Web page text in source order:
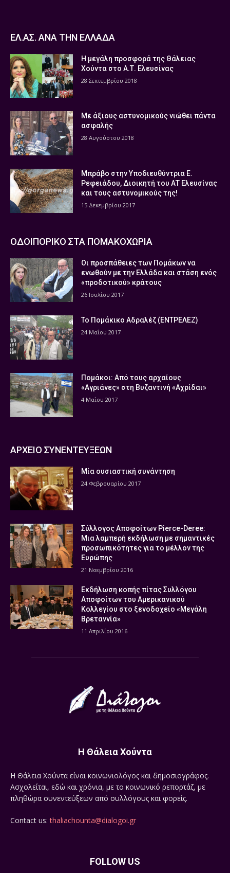
ΕΛ.ΑΣ. ΑΝΑ ΤΗΝ ΕΛΛΑΔΑ
Η μεγάλη προσφορά της Θάλειας
Χούντα στο Α.Τ. Ελευσίνας
28 Σεπτεμβρίου 2018
Με άξιους αστυνομικούς νιώθει πάντα
ασφαλής
28 Αυγούστου 2018
Μπράβο στην Υποδιευθύντρια Ε.
Ρεφειάδου, Διοικητή του ΑΤ Ελευσίνας
και τους αστυνομικούς της!
15 Δεκεμβρίου 2017
ΟΔΟΙΠΟΡΙΚΟ ΣΤΑ ΠΟΜΑΚΟΧΩΡΙΑ
Οι προσπάθειες των Πομάκων να
ενωθούν με την Ελλάδα και στάση ενός
«προδοτικού» κράτους
26 Ιουλίου 2017
Το Πομάκικο Αδραλέζ (ΕΝΤΡΕΛΕΖ)
24 Μαΐου 2017
Πομάκοι: Από τους αρχαίους
«Αγριάνες» στη Βυζαντινή «Αχρίδαι»
4 Μαΐου 2017
ΑΡΧΕΙΟ ΣΥΝΕΝΤΕΥΞΕΩΝ
Μία ουσιαστική συνάντηση
24 Φεβρουαρίου 2017
Σύλλογος Αποφοίτων Pierce-Deree:
Μια λαμπερή εκδήλωση με σημαντικές
προσωπικότητες για το μέλλον της
Ευρώπης
21 Νοεμβρίου 2016
Εκδήλωση κοπής πίτας Συλλόγου
Αποφοίτων του Αμερικανικού
Κολλεγίου στο ξενοδοχείο «Μεγάλη
Βρεταννία»
11 Απριλίου 2016
Η Θάλεια Χούντα
Η Θάλεια Χούντα είναι κοινωνιολόγος και δημοσιογράφος.
Ασχολείται, εδώ και χρόνια, με το κοινωνικό ρεπορτάζ, με
πληθώρα συνεντεύξεων από συλλόγους και φορείς.
Contact us:thaliachounta@dialogoi.gr
FOLLOW US